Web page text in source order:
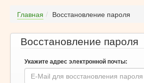
Главная
Восстановление пароля
Восстановление пароля
Укажите адрес электронной почты: